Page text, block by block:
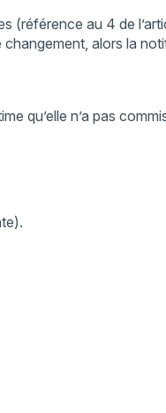
(référence au 4 de
changement, alors la
qu’elle n’a pas